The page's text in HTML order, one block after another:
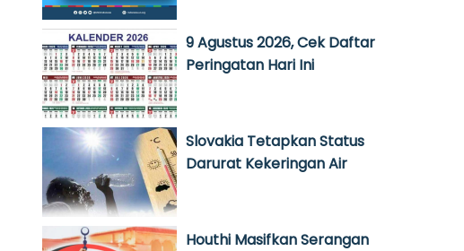
9 Agustus 2026, Cek Daftar
Peringatan Hari Ini
Slovakia Tetapkan Status
Darurat Kekeringan Air
Houthi Masifkan Serangan